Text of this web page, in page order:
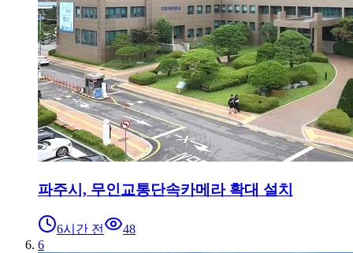
파주시, 무인교통단속카메라 확대 설치
6시간 전
48
6